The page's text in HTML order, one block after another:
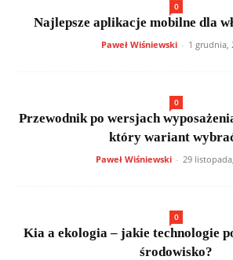
0
Najlepsze aplikacje mobilne dla
Paweł Wiśniewski - 1 grudnia,
0
Przewodnik po wersjach
który wariant
Paweł Wiśniewski - 29
0
Kia a ekologia – jakie technologie
środowisko?